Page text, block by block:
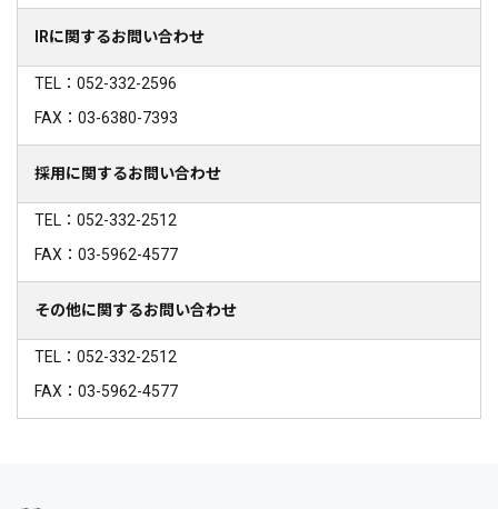
IRに関するお問い合わせ
TEL：052-332-2596
FAX：03-6380-7393
採用に関するお問い合わせ
TEL：052-332-2512
FAX：03-5962-4577
その他に関するお問い合わせ
TEL：052-332-2512
FAX：03-5962-4577